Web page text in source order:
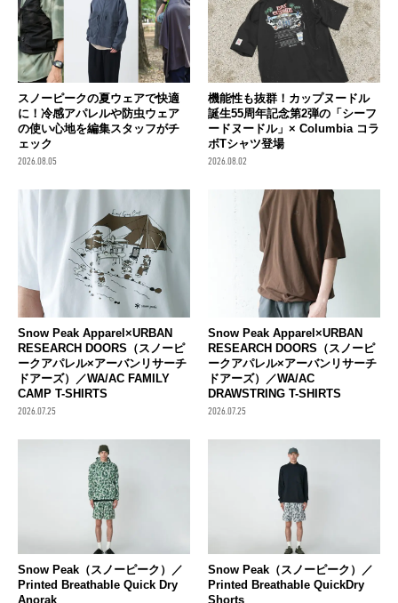
スノーピークの夏ウェアで快適
に！冷感アパレルや防虫ウェア
の使い心地を編集スタッフがチ
ェック
2026.08.05
機能性も抜群！カップヌードル
誕生55周年記念第2弾の「シーフ
ードヌードル」× Columbia コラ
ボTシャツ登場
2026.08.02
Snow Peak Apparel×URBAN
RESEARCH DOORS（スノーピ
ークアパレル×アーバンリサーチ
ドアーズ）／WA/AC FAMILY
CAMP T-SHIRTS
2026.07.25
Snow Peak Apparel×URBAN
RESEARCH DOORS（スノーピ
ークアパレル×アーバンリサーチ
ドアーズ）／WA/AC
DRAWSTRING T-SHIRTS
2026.07.25
Snow Peak（スノーピーク）／
Printed Breathable Quick Dry
Anorak
Snow Peak（スノーピーク）／
Printed Breathable QuickDry
Shorts